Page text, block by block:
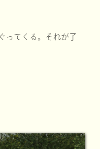
ってくる。それが子